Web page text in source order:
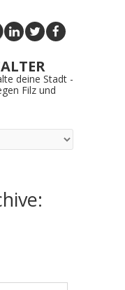
deine Stadt -
Filz und